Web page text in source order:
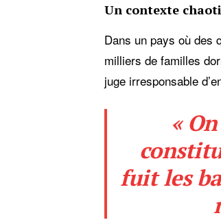
Un contexte
Dans un pays où des
milliers de familles
juge irresponsable
«
fuit les